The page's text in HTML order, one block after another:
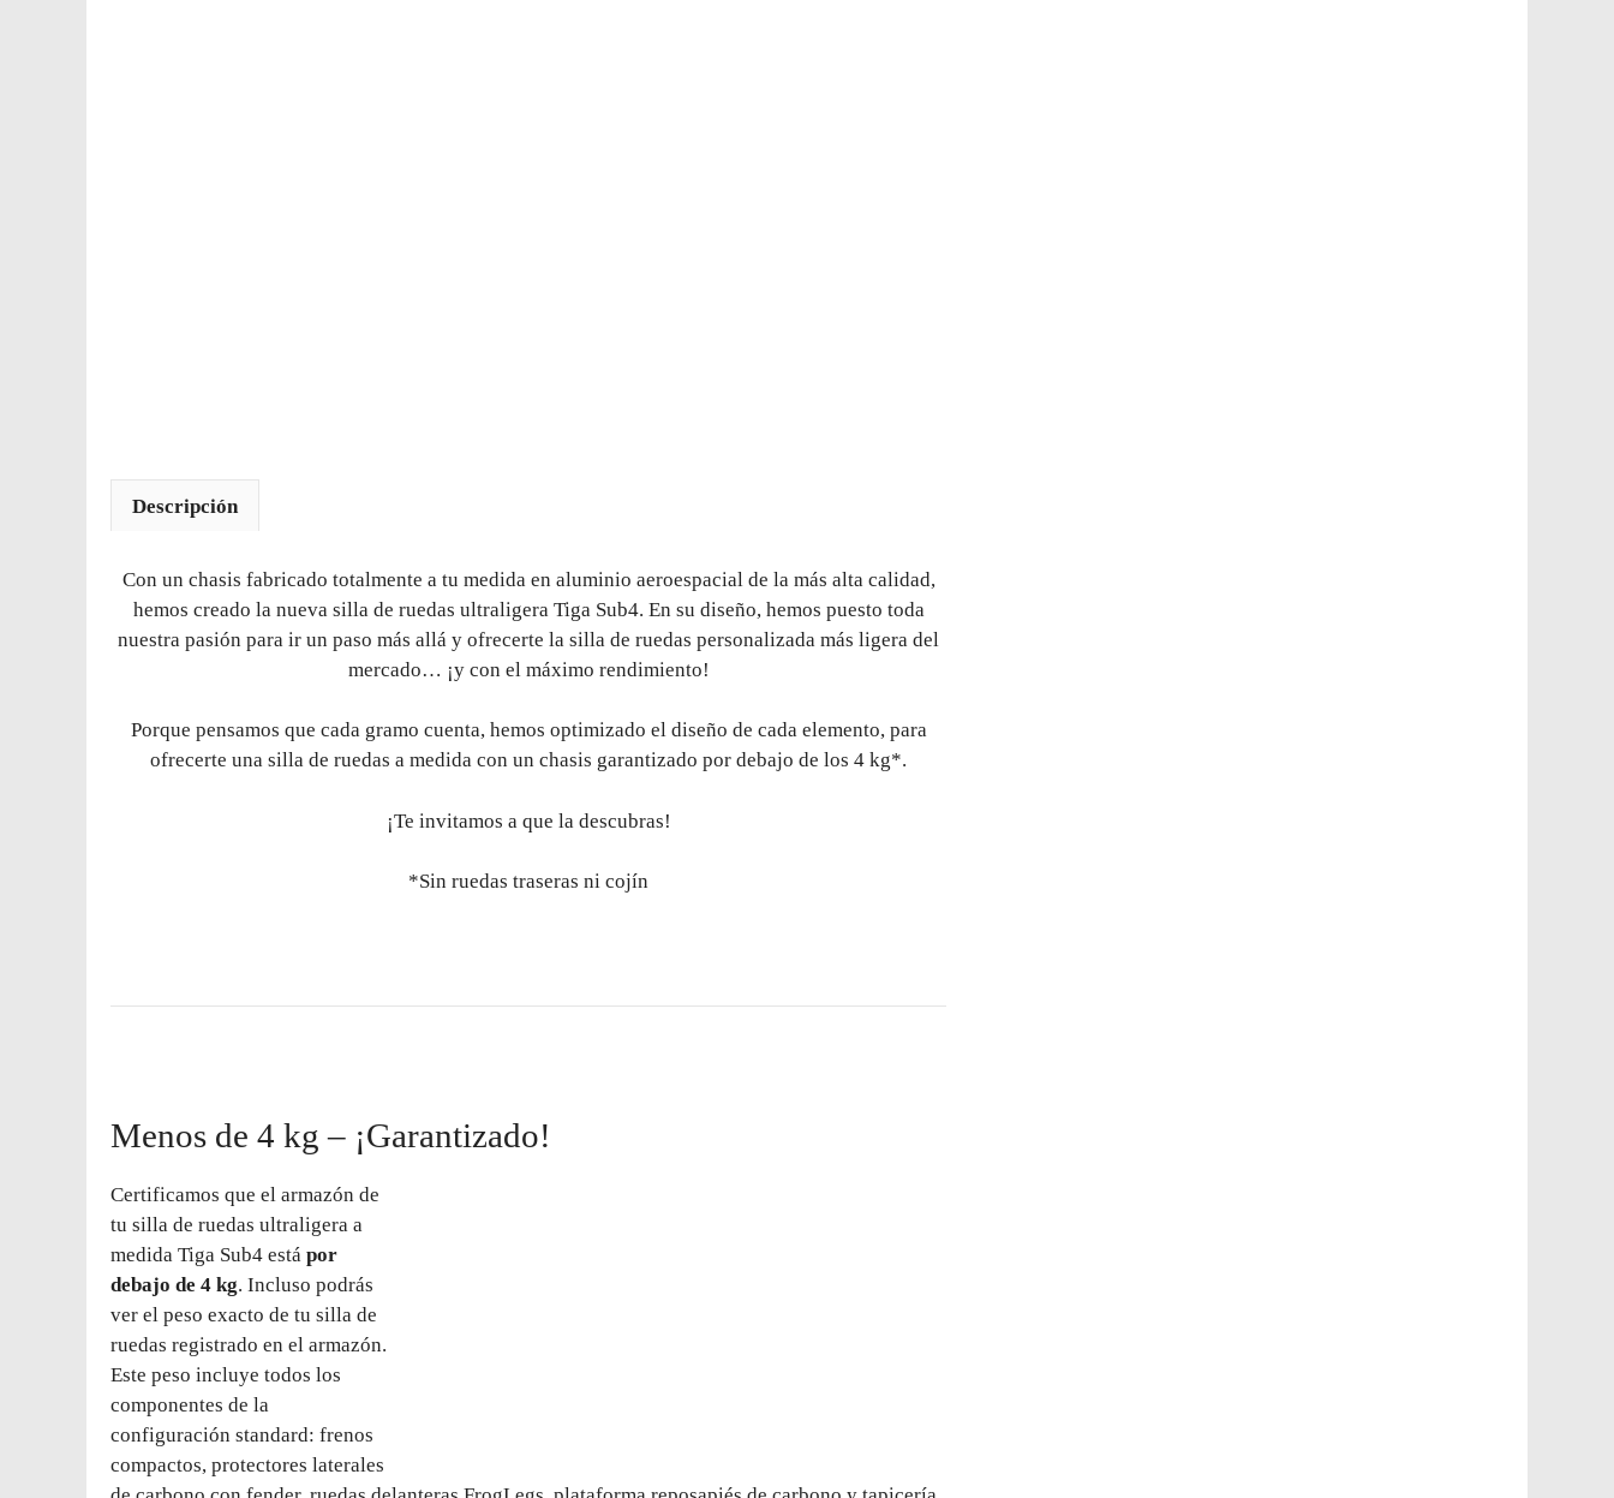
Descripción
Con un chasis fabricado totalmente a tu medida en aluminio aeroespacial de la más alta calidad,
hemos creado la nueva silla de ruedas ultraligera Tiga Sub4. En su diseño, hemos puesto toda
nuestra pasión para ir un paso más allá y ofrecerte la silla de ruedas personalizada más ligera del
mercado… ¡y con el máximo rendimiento!
Porque pensamos que cada gramo cuenta, hemos optimizado el diseño de cada elemento, para
ofrecerte una silla de ruedas a medida con un chasis garantizado por debajo de los 4 kg*.
¡Te invitamos a que la descubras!
*Sin ruedas traseras ni cojín
Menos de 4 kg – ¡Garantizado!
Certificamos que el armazón de
tu silla de ruedas ultraligera a
medida Tiga Sub4 está por
debajo de 4 kg. Incluso podrás
ver el peso exacto de tu silla de
ruedas registrado en el armazón.
Este peso incluye todos los
componentes de la
configuración standard: frenos
compactos, protectores laterales